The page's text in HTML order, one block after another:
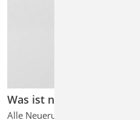
Was ist neu 2025
Alle Neuerungen und